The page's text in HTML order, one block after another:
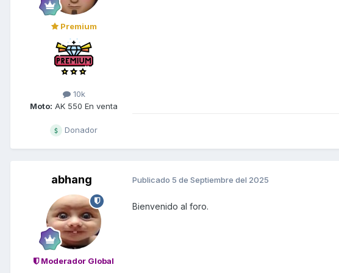
Premium
10k
Moto: AK 550 En venta
Donador
abhang
Moderador Global
Publicado 5 de Septiembre del 2025
Bienvenido al foro.